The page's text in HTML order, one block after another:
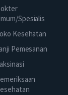
Spesialis
Kesehatan
Pemesanan